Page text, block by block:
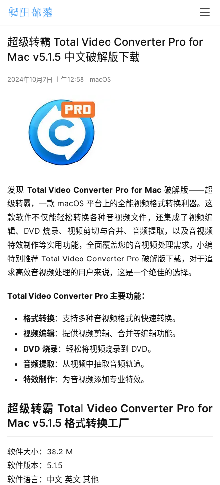
H
e
m
c
O
S
超级转霸 Total Video Converter Pro for
Mac v5.1.5 中文破解版下载
2024年10月7日 上午12:58 macOS
发现 Total Video Converter Pro for Mac 破解版——超
级转霸，一款 macOS 平台上的全能视频格式转换利器。这
款软件不仅能轻松转换各种音视频文件，还集成了视频编
辑、DVD 烧录、视频剪切与合并、音频提取，以及音视频
特效制作等实用功能，全面覆盖您的音视频处理需求。小编
特别推荐 Total Video Converter Pro 破解版下载，对于追
求高效音视频处理的用户来说，这是一个绝佳的选择。
Total Video Converter Pro 主要功能：
格式转换：支持多种音视频格式的快速转换。
视频编辑：提供视频剪辑、合并等编辑功能。
DVD 烧录 ：轻松将视频烧录到 DVD。
音频提取 ：从视频中抽取音频轨道。
特效制作：为音视频添加专业特效。
超级转霸 Total Video Converter Pro for
Mac v5.1.5 格式转换工‪厂
软件大小：38.2 M
软件版本：5.1.5
软件语言：中文 英文 其他